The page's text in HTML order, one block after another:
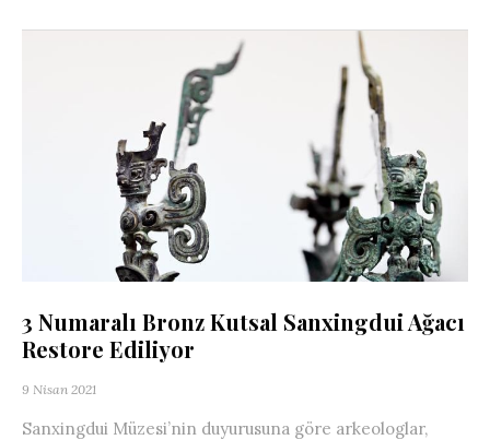
3 Numaralı Bronz Kutsal Sanxingdui Ağacı
Restore Ediliyor
9 Nisan 2021
Sanxingdui Müzesi’nin duyurusuna göre arkeologlar,